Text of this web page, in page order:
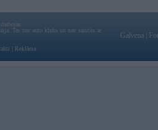
Tas nav auto klubs un nav saistīts ar
Reklāma
Galvena